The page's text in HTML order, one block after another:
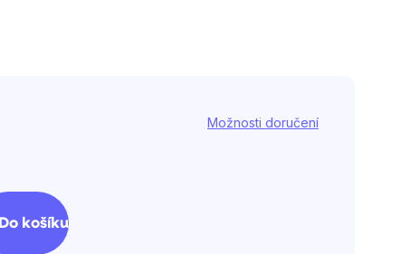
Možnosti doručení
Do košíku